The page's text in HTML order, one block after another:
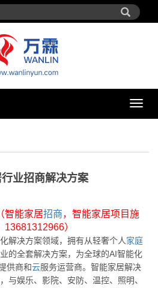
导
业招商解决方案
智能家居招商，智能家居项目施
）
解决方案领域，拥有从轻奢个人家庭
的全套解决方案，为全球的AI智能化
供商和云服务运营商。智能家居解决
与娱乐、影院、安防、温控、照明、